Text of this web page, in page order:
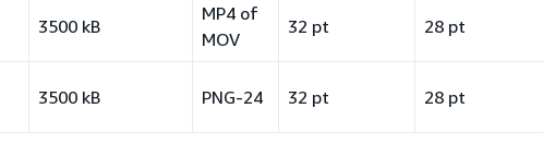
3500 kB
MP4 of
MOV
32 pt 28 pt
3500 kB PNG-24 32 pt 28 pt